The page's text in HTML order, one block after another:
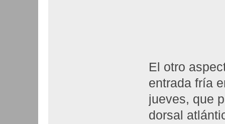
El otro
entrada fría
jueves, que
dorsal